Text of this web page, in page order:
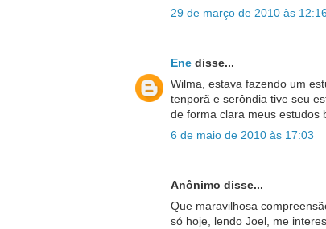
29 de março de 2010 às 12:16
Enedisse...
Wilma, estava fazendo um
tenporã e serôndia tive seu
de forma clara meus estudos
6 de maio de 2010 às 17:03
Anônimo disse...
Que maravilhosa
só hoje, lendo Joel, me